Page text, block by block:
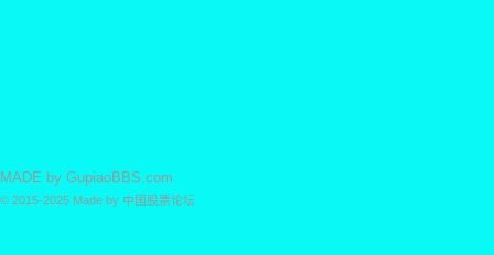
MADE by GupiaoBBS.com
© 2015-2025 Made by 中国股票论坛